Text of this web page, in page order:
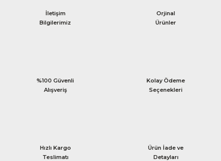
İletişim
Bilgilerimiz
Orjinal
Ürünler
%100 Güvenli
Alışveriş
Kolay Ödeme
Seçenekleri
Hızlı Kargo
Teslimatı
Ürün İade ve
Detayları